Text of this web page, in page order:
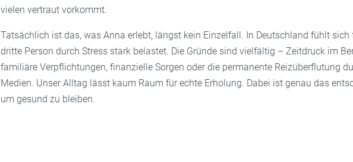
vielen vertraut vorkommt.
Tatsächlich ist das, was Anna erlebt, längst kein Einzelfall. In Deutschland fühlt sich
dritte Person durch Stress stark belastet. Die Gründe sind vielfältig – Zeitdruck im
familiäre Verpflichtungen, finanzielle Sorgen oder die permanente Reizüberflutung
Medien. Unser Alltag lässt kaum Raum für echte Erholung. Dabei ist genau das
um gesund zu bleiben.